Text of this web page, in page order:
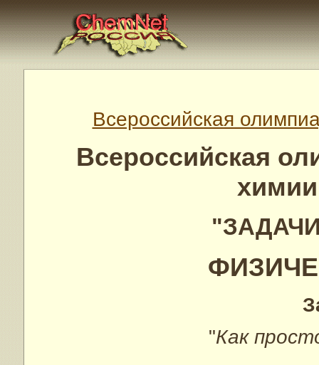
Всероссийская
Всероссийская
химии
"Как